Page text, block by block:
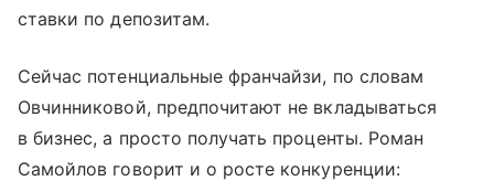
ставки по депозитам.
Сейчас потенциальные франчайзи, по словам
Овчинниковой, предпочитают не вкладываться
в бизнес, а просто получать проценты. Роман
Самойлов говорит и о росте конкуренции: